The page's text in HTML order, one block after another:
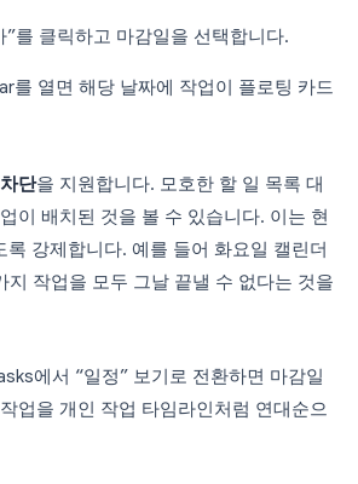
”를 클릭하고 마감일을 선택합니다.
를 열면 해당 날짜에 작업이 플로팅 카드
단을 지원합니다. 모호한 할 일 목록 대
이 배치된 것을 볼 수 있습니다. 이는 현
록 강제합니다. 예를 들어 화요일 캘린더
지 작업을 모두 그날 끝낼 수 없다는 것을
에서 “일정” 보기로 전환하면 마감일
업을 개인 작업 타임라인처럼 연대순으